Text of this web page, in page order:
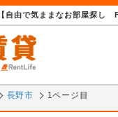
自由で気ままなお部屋探し
長野市 1ページ目